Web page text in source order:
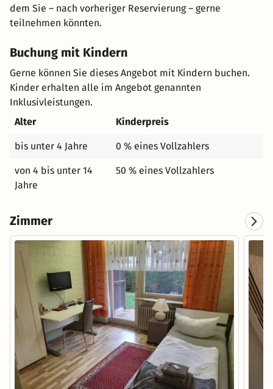
dem Sie – nach vorheriger Reservierung – gerne
teilnehmen könnten.
Buchung mit Kindern
Gerne können Sie dieses Angebot mit Kindern buchen.
Kinder erhalten alle im Angebot genannten
Inklusivleistungen.
Alter
Kinderpreis
bis unter 4 Jahre 0 % eines Vollzahlers
von 4 bis unter 14
Jahre
50 % eines Vollzahlers
Zimmer